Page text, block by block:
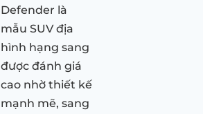
Defender là
mẫu SUV địa
hình hạng sang
được đánh giá
cao nhờ thiết kế
mạnh mẽ, sang